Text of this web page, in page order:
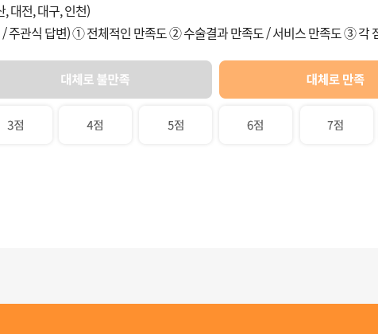
대전, 대구, 인천)
/ 주관식 답변) ① 전체적인 만족도 ② 수술결과 만족도 / 서비스 만족도 ③ 각